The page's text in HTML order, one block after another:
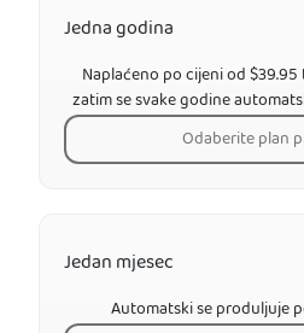
Jedan mjesec
Automatski se produljuje
Jedna godina
Naplaćeno po cijeni od
zatim se svake godine
Odaberite plan